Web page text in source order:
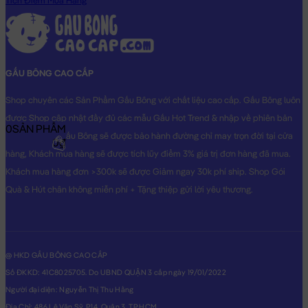
GẤU BÔNG CAO CẤP
Shop chuyên các Sản Phẩm Gấu Bông với chất liệu cao cấp. Gấu Bông luôn
được Shop cập nhật đầy đủ các mẫu Gấu Hot Trend & nhập về phiên bản
Original nhất. Gấu Bông sẽ được bảo hành đường chỉ may trọn đời tại cửa
hàng, Khách mua hàng sẽ được tích lũy điểm 3% giá trị đơn hàng đã mua.
Khách mua hàng đơn >300k sẽ được Giảm ngay 30k phí ship. Shop Gói
Quà & Hút chân không miễn phí + Tặng thiệp gửi lời yêu thương.
@ HKD GẤU BÔNG CAO CẤP
Số ĐKKD: 41C8025705. Do UBND QUẬN 3 cấp ngày 19/01/2022
Người đại diện: Nguyễn Thị Thu Hằng
0SẢN PHẨM
0₫